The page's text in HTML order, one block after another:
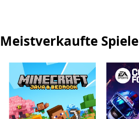
Meistverkaufte Spiele